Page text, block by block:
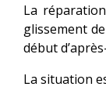
La
glissement
début
La situation